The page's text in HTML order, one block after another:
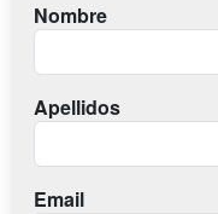
Nombre
Apellidos
Email